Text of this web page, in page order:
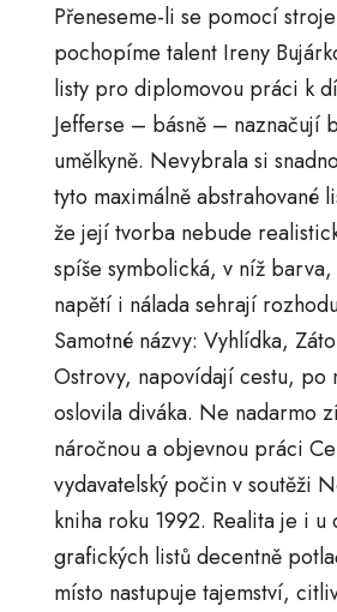
Přeneseme-li se pomocí
pochopíme talent Ireny
listy pro diplomovou práci k
Jefferse – básně – naznačují
umělkyně. Nevybrala si
tyto maximálně abstrahované
že její tvorba nebude
spíše symbolická, v níž
napětí i nálada sehrají
Samotné názvy: Vyhlídka,
Ostrovy, napovídají cestu, po
oslovila diváka. Ne nadarmo
náročnou a objevnou práci
vydavatelský počin v soutěži
kniha roku 1992. Realita je i u
grafických listů decentně
místo nastupuje tajemství,